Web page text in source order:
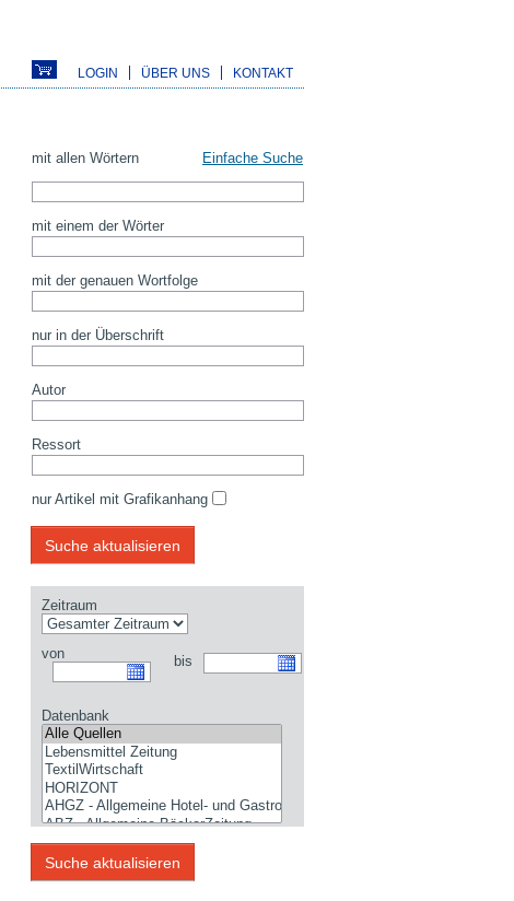
LOGIN ÜBER UNS KONTAKT
mit allen Wörtern Einfache Suche
mit einem der Wörter
mit der genauen Wortfolge
nur in der Überschrift
Autor
Ressort
nur Artikel mit Grafikanhang
Zeitraum
von bis
Datenbank